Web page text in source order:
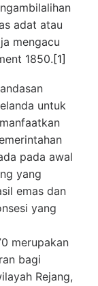
adat atau
mengacu
1850. [1]
untuk
pada awal
yang
emas dan
yang
merupakan
bagi
Rejang,